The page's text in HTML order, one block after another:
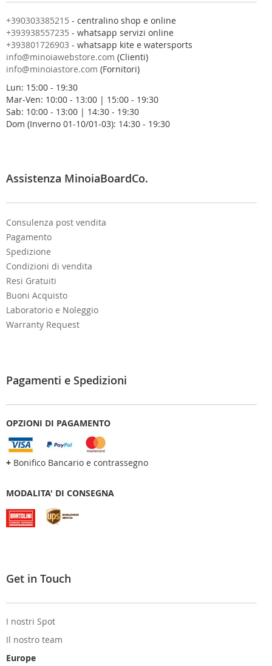
n
o
s
t
r
a
e
w
s
l
e
:
+390303385215 - centralino shop e online
+393938557235 - whatsapp servizi online
+393801726903 - whatsapp kite e watersports
info@minoiawebstore.com (Clienti)
info@minoiastore.com (Fornitori)
Lun: 15:00 - 19:30
Mar-Ven: 10:00 - 13:00 | 15:00 - 19:30
Sab: 10:00 - 13:00 | 14:30 - 19:30
Dom (Inverno 01-10/01-03): 14:30 - 19:30
Assistenza MinoiaBoardCo.
Consulenza post vendita
Pagamento
Spedizione
Condizioni di vendita
Resi Gratuiti
Buoni Acquisto
Laboratorio e Noleggio
Warranty Request
Pagamenti e Spedizioni
OPZIONI DI PAGAMENTO
+ Bonifico Bancario e contrassegno
MODALITA' DI CONSEGNA
Get in Touch
I nostri Spot
Il nostro team
Europe